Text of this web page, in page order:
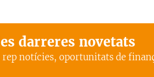
darreres novetats
notícies, oportunitats de